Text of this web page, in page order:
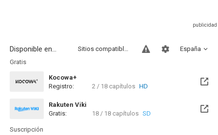
Disponible en... España
Sitios compatibles
Gratis
Kocowa+
Registro:
2 / 18 capítulos HD
Rakuten Viki
Gratis:
18 / 18 capítulos SD
Suscripción